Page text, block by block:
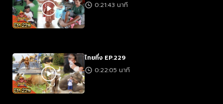
0:21:43 นาที
ไทยทึ่ง EP.229
0:22:05 นาที